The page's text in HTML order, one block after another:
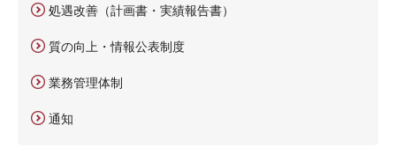
処遇改善（計画書・実績報告書）
質の向上・情報公表制度
業務管理体制
通知